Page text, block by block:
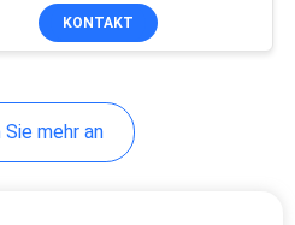
KONTAKT
Sie mehr an